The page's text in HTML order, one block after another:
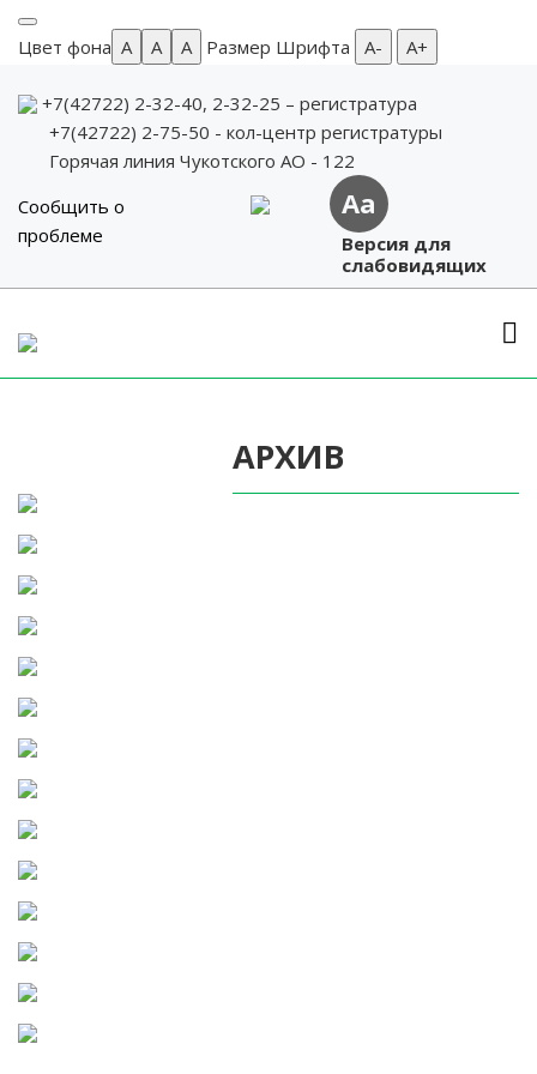
Цвет фона A A A Размер Шрифта А- А+
+7(42722) 2-32-40, 2-32-25 – регистратура
+7(42722) 2-75-50 - кол-центр регистратуры
Горячая линия Чукотского АО - 122
Сообщить о
проблеме
Aa
Версия для
слабовидящих
content
АРХИВ